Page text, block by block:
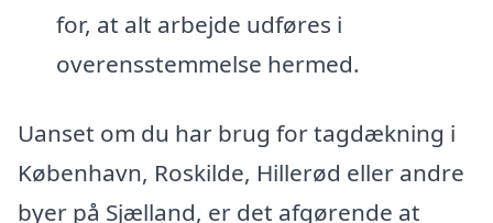
for, at alt arbejde udføres i
overensstemmelse hermed.
Uanset om du har brug for tagdækning i
København, Roskilde, Hillerød eller andre
byer på Sjælland, er det afgørende at